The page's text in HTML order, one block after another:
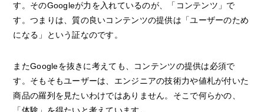
す。そのGoogleが力を入れているのが、「コンテンツ」で
す。つまりは、質の良いコンテンツの提供は「ユーザーのため
になる」という証なのです。
またGoogleを抜きに考えても、コンテンツの提供は必須で
す。そもそもユーザーは、エンジニアの技術力や値札が付いた
商品の羅列を見たいわけではありません。そこで何らかの、